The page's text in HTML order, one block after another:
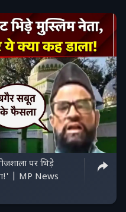
पर भिड़े
| MP News